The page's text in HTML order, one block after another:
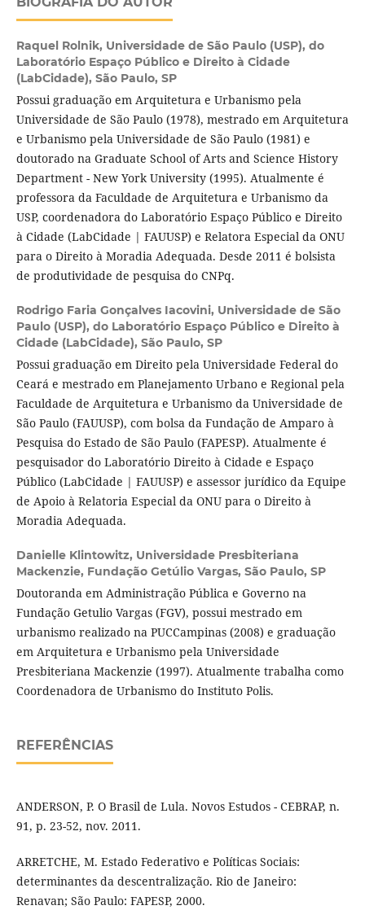
Raquel Rolnik, Universidade de São Paulo (USP), do
Laboratório Espaço Público e Direito à Cidade
(LabCidade), São Paulo, SP
Possui graduação em Arquitetura e Urbanismo pela
Universidade de São Paulo (1978), mestrado em Arquitetura
e Urbanismo pela Universidade de São Paulo (1981) e
doutorado na Graduate School of Arts and Science History
Department - New York University (1995). Atualmente é
professora da Faculdade de Arquitetura e Urbanismo da
USP, coordenadora do Laboratório Espaço Público e Direito
à Cidade (LabCidade | FAUUSP) e Relatora Especial da ONU
para o Direito à Moradia Adequada. Desde 2011 é bolsista
de produtividade de pesquisa do CNPq.
Rodrigo Faria Gonçalves Iacovini, Universidade de São
Paulo (USP), do Laboratório Espaço Público e Direito à
Cidade (LabCidade), São Paulo, SP
Possui graduação em Direito pela Universidade Federal do
Ceará e mestrado em Planejamento Urbano e Regional pela
Faculdade de Arquitetura e Urbanismo da Universidade de
São Paulo (FAUUSP), com bolsa da Fundação de Amparo à
Pesquisa do Estado de São Paulo (FAPESP). Atualmente é
pesquisador do Laboratório Direito à Cidade e Espaço
Público (LabCidade | FAUUSP) e assessor jurídico da Equipe
de Apoio à Relatoria Especial da ONU para o Direito à
Moradia Adequada.
Danielle Klintowitz, Universidade Presbiteriana
Mackenzie, Fundação Getúlio Vargas, São Paulo, SP
Doutoranda em Administração Pública e Governo na
Fundação Getulio Vargas (FGV), possui mestrado em
urbanismo realizado na PUCCampinas (2008) e graduação
em Arquitetura e Urbanismo pela Universidade
Presbiteriana Mackenzie (1997). Atualmente trabalha como
Coordenadora de Urbanismo do Instituto Polis.
REFERÊNCIAS
ANDERSON, P. O Brasil de Lula. Novos Estudos - CEBRAP, n.
91, p. 23-52, nov. 2011.
ARRETCHE, M. Estado Federativo e Políticas Sociais:
determinantes da descentralização. Rio de Janeiro:
Renavan; São Paulo: FAPESP, 2000.